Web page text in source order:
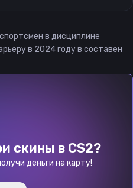
в дисциплине
в 2024 году в составен
скины в CS2?
деньги на карту!